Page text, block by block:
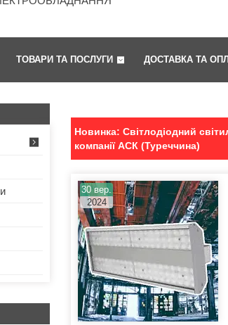
ТОВАРИ ТА ПОСЛУГИ ДОСТАВКА ТА
Новинка: Світлодіодний
компанії АСК (Туреччина)
30 вер.
2024